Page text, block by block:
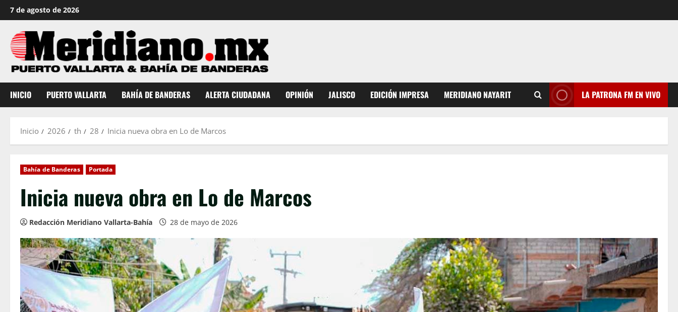
Saltar
al
contenido
7 de agosto de 2026
INICIO PUERTO VALLARTA BAHÍA DE BANDERAS ALERTA CIUDADANA OPINIÓN JALISCO EDICIÓN IMPRESA MERIDIANO NAYARIT LA PATRONA FM EN VIVO
Inicio 2026 th 28 Inicia nueva obra en Lo de Marcos
Bahía de Banderas Portada
Inicia nueva obra en Lo de Marcos
Redacción Meridiano Vallarta-Bahía 28 de mayo de 2026